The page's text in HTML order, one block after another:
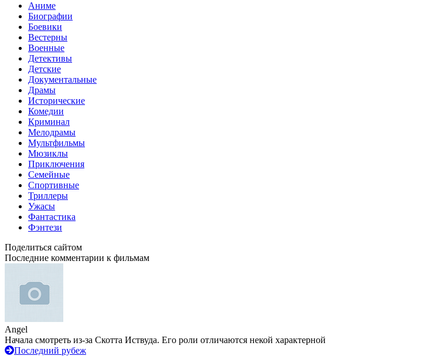
Аниме
Биографии
Боевики
Вестерны
Военные
Детективы
Детские
Документальные
Драмы
Исторические
Комедии
Криминал
Мелодрамы
Мультфильмы
Мюзиклы
Приключения
Семейные
Спортивные
Триллеры
Ужасы
Фантастика
Фэнтези
Поделиться сайтом
Последние комментарии к фильмам
Angel
Начала смотреть из-за Скотта Иствуда. Его роли отличаются некой характерной
Последний рубеж